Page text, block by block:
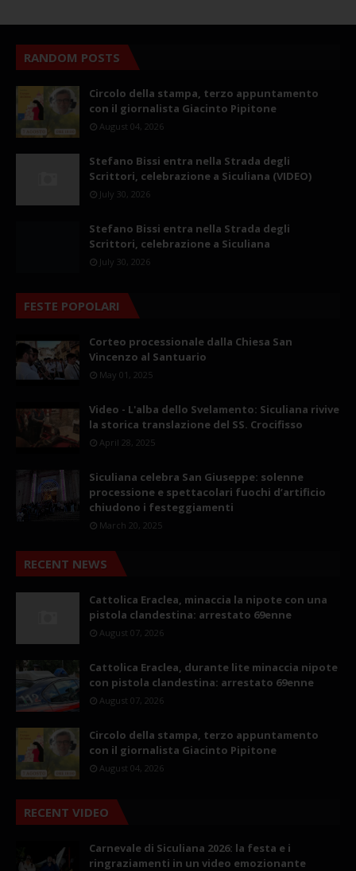
RANDOM POSTS
Circolo della stampa, terzo appuntamento
con il giornalista Giacinto Pipitone
August 04, 2026
Stefano Bissi entra nella Strada degli
Scrittori, celebrazione a Siculiana (VIDEO)
July 30, 2026
Stefano Bissi entra nella Strada degli
Scrittori, celebrazione a Siculiana
July 30, 2026
FESTE POPOLARI
Corteo processionale dalla Chiesa San
Vincenzo al Santuario
May 01, 2025
Video - L'alba dello Svelamento: Siculiana rivive
la storica translazione del SS. Crocifisso
April 28, 2025
Siculiana celebra San Giuseppe: solenne
processione e spettacolari fuochi d’artificio
chiudono i festeggiamenti
March 20, 2025
RECENT NEWS
Cattolica Eraclea, minaccia la nipote con una
pistola clandestina: arrestato 69enne
August 07, 2026
Cattolica Eraclea, durante lite minaccia nipote
con pistola clandestina: arrestato 69enne
August 07, 2026
Circolo della stampa, terzo appuntamento
con il giornalista Giacinto Pipitone
August 04, 2026
RECENT VIDEO
Carnevale di Siculiana 2026: la festa e i
ringraziamenti in un video emozionante